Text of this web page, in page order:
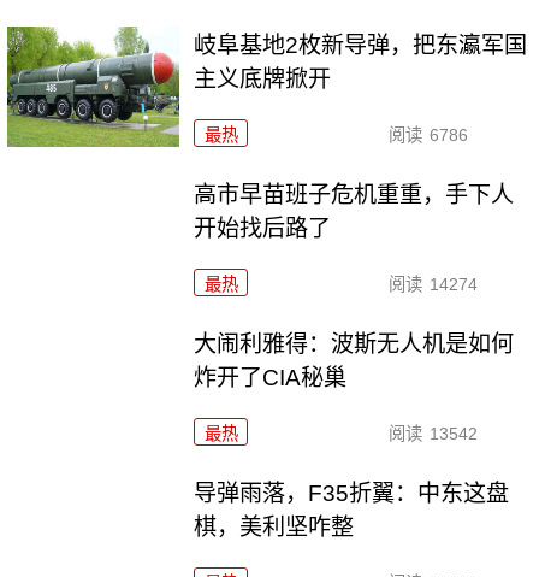
岐阜基地2枚新导弹，把东瀛军国
主义底牌掀开
最热 阅读 6786
高市早苗班子危机重重，手下人
开始找后路了
最热 阅读 14274
大闹利雅得：波斯无人机是如何
炸开了CIA秘巢
最热 阅读 13542
导弹雨落，F35折翼：中东这盘
棋，美利坚咋整